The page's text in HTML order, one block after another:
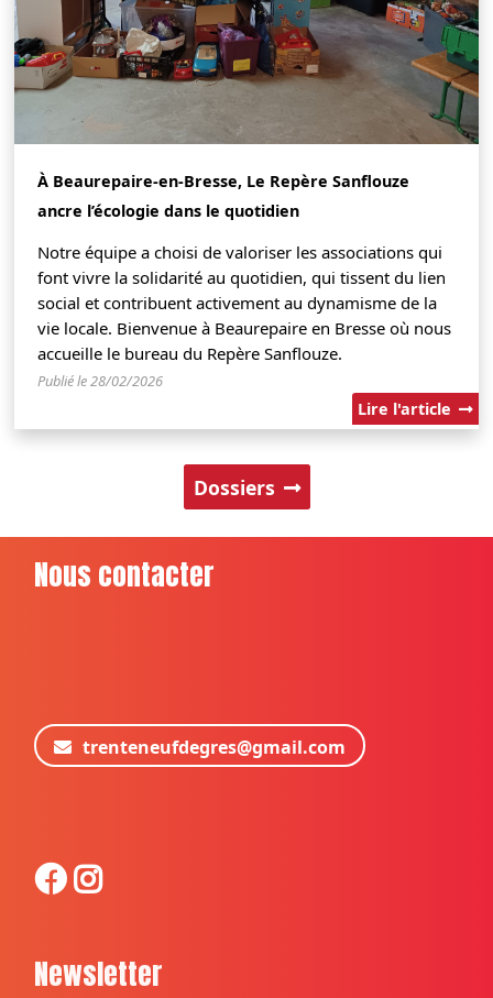
À Beaurepaire-en-Bresse, Le Repère Sanflouze
ancre l’écologie dans le quotidien
Notre équipe a choisi de valoriser les associations qui
font vivre la solidarité au quotidien, qui tissent du lien
social et contribuent activement au dynamisme de la
vie locale. Bienvenue à Beaurepaire en Bresse où nous
accueille le bureau du Repère Sanflouze.
Publié le 28/02/2026
Lire l'article
Dossiers
Nous contacter
trenteneufdegres@gmail.com
Newsletter